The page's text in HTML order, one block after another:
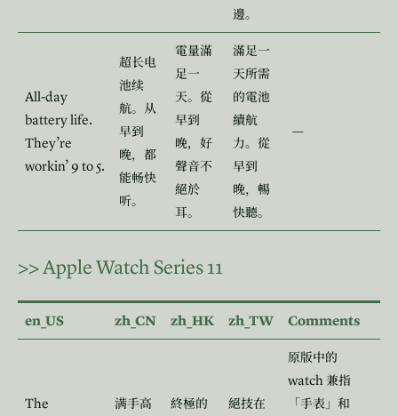
邊。
All-day
battery life.
They’re
workin’ 9 to 5.
超长电
池续
航。从
早到
晚，都
能畅快
听。
電量滿
足一
天。從
早到
晚，好
聲音不
絕於
耳。
滿足一
天所需
的電池
續航
力。從
早到
晚，暢
快聽。
—
>>Apple Watch Series 11
en_US zh_CN zh_HK zh_TW Comments
The
满手高
終極的
絕技在
原版中的
watch 兼指
「手表」和